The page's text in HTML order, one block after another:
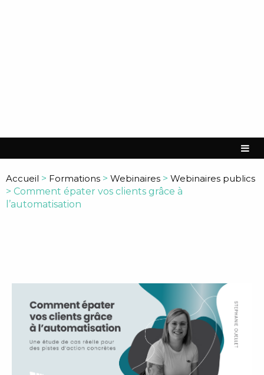
Accueil > Formations > Webinaires > Webinaires publics
> Comment épater vos clients grâce à
l’automatisation